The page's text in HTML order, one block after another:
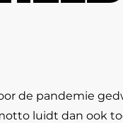
de pandemie
luidt dan ook